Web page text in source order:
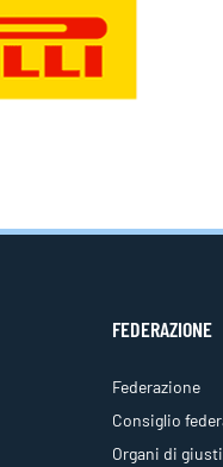
FEDERAZIONE
Federazione
Consiglio
Organi di